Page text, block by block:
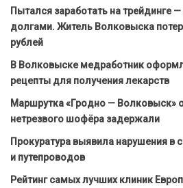
Пытался заработать на трейдинге —
долгами. Житель Волковыска
рублей
В Волковыске медработник
рецепты для получения лекарств
Маршрутка «Гродно — Волковыск»
нетрезвого шофёра задержали
Прокуратура выявила нарушения
и путепроводов
Рейтинг самых лучших клиник